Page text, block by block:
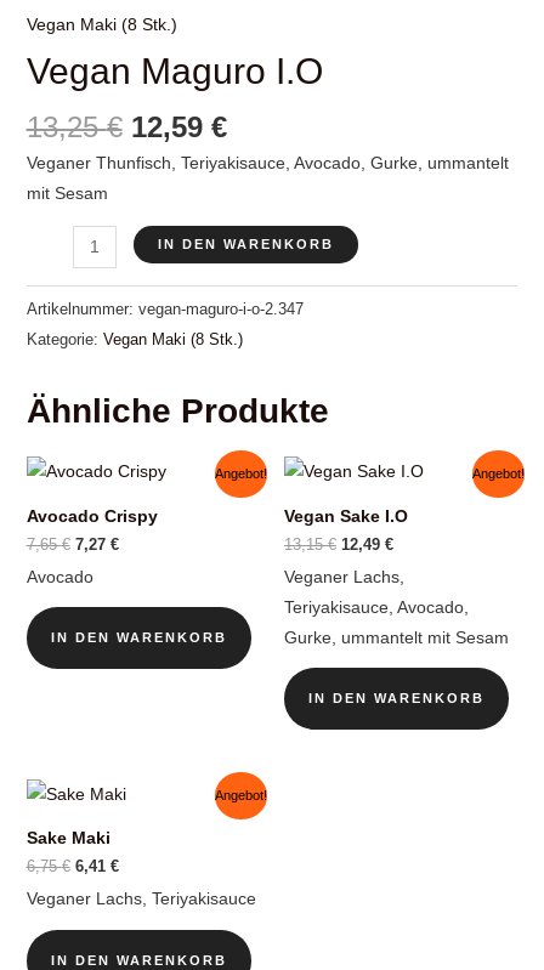
Vegan Maki (8 Stk.)
Vegan Maguro I.O
13,25€ Ursprünglicher
Preis
12,59 €Aktueller
Preis
Veganer Thunfisch, Teriyakisauce, Avocado, Gurke, ummantelt
mit Sesam
Maguro
I.O
Menge
IN DEN WARENKORB
Artikelnummer: vegan-maguro-i-o-2.347
Kategorie: Vegan Maki (8 Stk.)
Ähnliche Produkte
Angebot!
Avocado Crispy
7,65€ Ursprünglicher
war:
7,27 €Aktueller
Avocado
IN DEN WARENKORB
Angebot!
Vegan Sake I.O
13,15€ Ursprünglicher
war:
13,15 €
12,49 €Aktueller
ist:
12,49 €.
Veganer Lachs,
Teriyakisauce, Avocado,
Gurke, ummantelt mit Sesam
IN DEN WARENKORB
Angebot!
Sake Maki
6,75€ Ursprünglicher
war:
6,41 €Aktueller
ist:
Veganer Lachs, Teriyakisauce
IN DEN WARENKORB